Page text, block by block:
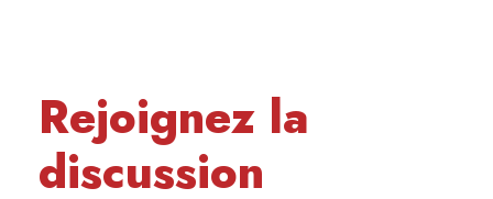
Rejoignez la
discussion